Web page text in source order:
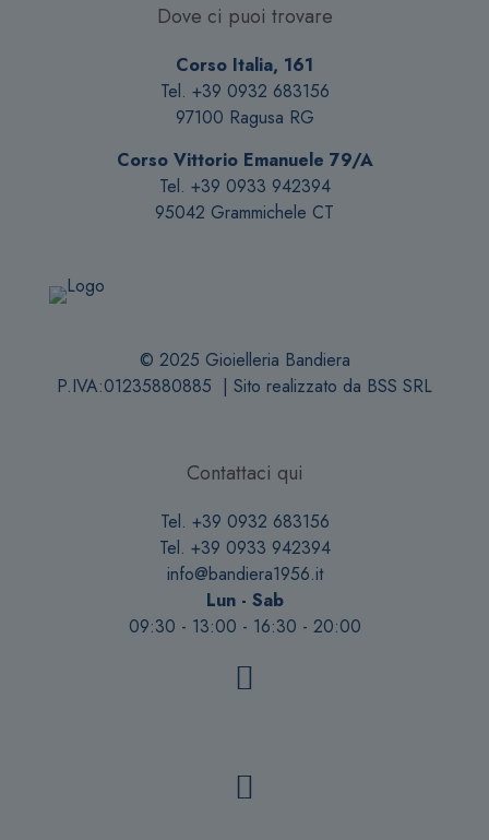
Dove ci puoi trovare
Corso Italia, 161
Tel. +39 0932 683156
97100 Ragusa RG
Corso Vittorio Emanuele 79/A
Tel. +39 0933 942394
95042 Grammichele CT
© 2025 Gioielleria Bandiera
P.IVA:01235880885 | Sito realizzato da BSS SRL
Contattaci qui
Tel. +39 0932 683156
Tel. +39 0933 942394
info@bandiera1956.it
Lun - Sab
09:30 - 13:00 - 16:30 - 20:00